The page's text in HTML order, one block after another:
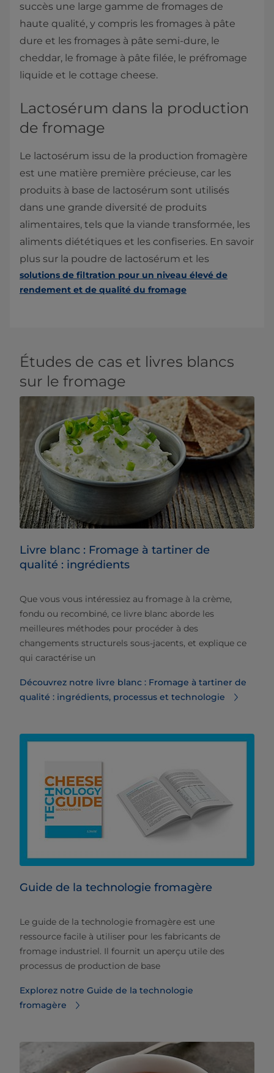
succès une large gamme de fromages de
haute qualité, y compris les fromages à pâte
dure et les fromages à pâte semi-dure, le
cheddar, le fromage à pâte filée, le préfromage
liquide et le cottage cheese.
Lactosérum dans la production
de fromage
Le lactosérum issu de la production fromagère
est une matière première précieuse, car les
produits à base de lactosérum sont utilisés
dans une grande diversité de produits
alimentaires, tels que la viande transformée, les
aliments diététiques et les confiseries. En savoir
plus sur la poudre de lactosérum et les
solutions de filtration pour un niveau élevé de
rendement et de qualité du fromage​
Études de cas et livres blancs
sur le fromage
Livre blanc : Fromage à tartiner de
qualité : ingrédients
Que vous vous intéressiez au fromage à la crème,
fondu ou recombiné, ce livre blanc aborde les
meilleures méthodes pour procéder à des
changements structurels sous-jacents, et explique ce
qui caractérise un
Découvrez notre livre blanc : Fromage à tartiner de
qualité : ingrédients, processus et technologie
Guide de la technologie fromagère
Le guide de la technologie fromagère est une
ressource facile à utiliser pour les fabricants de
fromage industriel. Il fournit un aperçu utile des
processus de production de base
Explorez notre Guide de la technologie
fromagère